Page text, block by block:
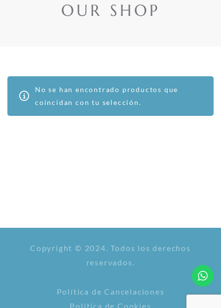
OUR SHOP
No se han encontrado productos que
coincidan con tu selección.
Copyright © 2024. Todos los derechos
reservados.
Política de Cancelaciones
Política de Cookies